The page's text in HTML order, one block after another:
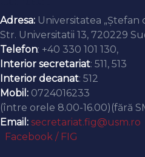
Adresa: Universitatea „Ștefan
Str. Universitatii 13, 720229
Telefon: +40 330 101 130,
Interior secretariat: 511, 513
Interior decanat: 512
Mobil: 0724016233
(între orele 8.00-16.00)(fără
Email: secretariat.fig@usm.ro
Facebook / FIG